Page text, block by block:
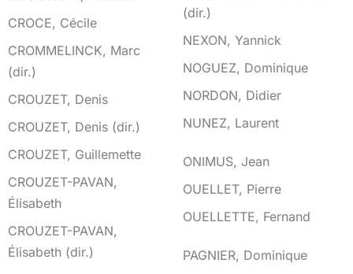
CROCE, Cécile
CROMMELINCK, Marc
(dir.)
CROUZET, Denis
CROUZET, Denis (dir.)
CROUZET, Guillemette
CROUZET-PAVAN,
Élisabeth
CROUZET-PAVAN,
Élisabeth (dir.)
(dir.)
NEXON, Yannick
NOGUEZ, Dominique
NORDON, Didier
NUNEZ, Laurent
O
ONIMUS, Jean
OUELLET, Pierre
OUELLETTE, Fernand
P
PAGNIER, Dominique